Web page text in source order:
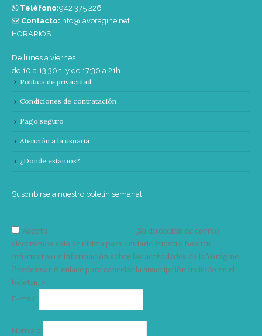
Teléfono:‭942 375 226‬
Contacto:info@lavoragine.net
HORARIOS
De lunes a viernes
de 10 a 13:30h. y de 17:30 a 21h.
Política de privacidad
Condiciones de contratación
Pago seguro
Atención a la usuaria
¿Donde estamos?
Suscribirse a nuestro boletín semanal
Acepto
Su dirección de correo
electrónico solo se utiliza para enviarle nuestro boletín
informativo e información sobre las actividades de la Vorágine.
Puede usar el enlace para cancelar la suscripción incluido en el
boletín. >
E-mail*
Nombre